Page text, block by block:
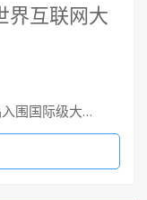
界互联网大
围国际级大…